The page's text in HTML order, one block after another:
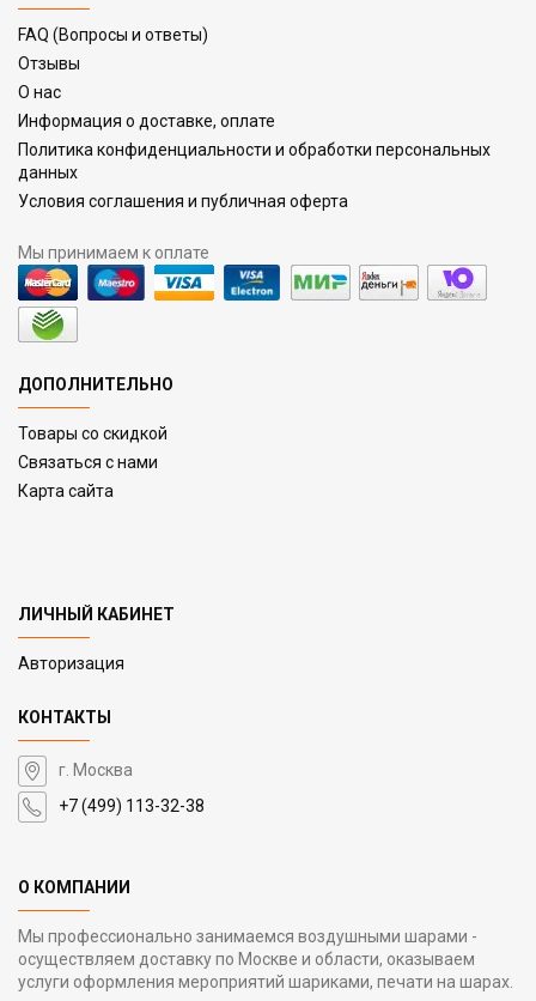
FAQ (Вопросы и ответы)
Отзывы
О нас
Информация о доставке, оплате
Политика конфиденциальности и обработки персональных
данных
Условия соглашения и публичная оферта
Мы принимаем к оплате
ДОПОЛНИТЕЛЬНО
Товары со скидкой
Связаться с нами
Карта сайта
ЛИЧНЫЙ КАБИНЕТ
Авторизация
КОНТАКТЫ
г. Москва
+7 (499) 113-32-38
О КОМПАНИИ
Мы профессионально занимаемся воздушными шарами -
осуществляем доставку по Москве и области, оказываем
услуги оформления мероприятий шариками, печати на шарах.